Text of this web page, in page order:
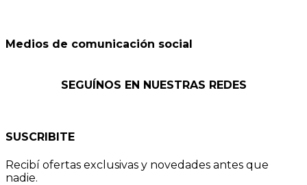
Medios de comunicación social
SEGUÍNOS EN NUESTRAS REDES
SUSCRIBITE
Recibí ofertas exclusivas y novedades antes que
nadie.